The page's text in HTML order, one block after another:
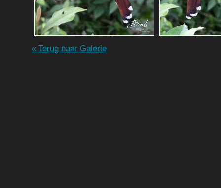
« Terug naar Galerie